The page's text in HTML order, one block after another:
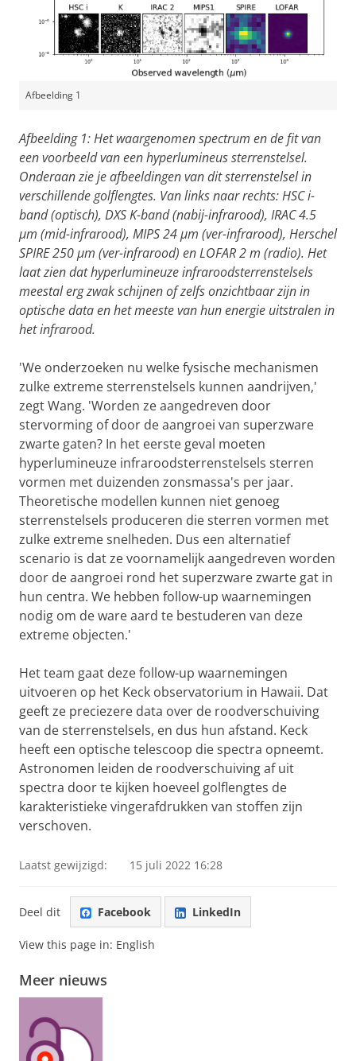
Afbeelding 1
Afbeelding 1: Het waargenomen spectrum en de fit van
een voorbeeld van een hyperlumineus sterrenstelsel.
Onderaan zie je afbeeldingen van dit sterrenstelsel in
verschillende golflengtes. Van links naar rechts: HSC i-
band (optisch), DXS K-band (nabij-infrarood), IRAC 4.5
μm (mid-infrarood), MIPS 24 μm (ver-infrarood), Herschel
SPIRE 250 μm (ver-infrarood) en LOFAR 2 m (radio). Het
laat zien dat hyperlumineuze infraroodsterrenstelsels
meestal erg zwak schijnen of zelfs onzichtbaar zijn in
optische data en het meeste van hun energie uitstralen in
het infrarood.
'We onderzoeken nu welke fysische mechanismen
zulke extreme sterrenstelsels kunnen aandrijven,'
zegt Wang. 'Worden ze aangedreven door
stervorming of door de aangroei van superzware
zwarte gaten? In het eerste geval moeten
hyperlumineuze infraroodsterrenstelsels sterren
vormen met duizenden zonsmassa's per jaar.
Theoretische modellen kunnen niet genoeg
sterrenstelsels produceren die sterren vormen met
zulke extreme snelheden. Dus een alternatief
scenario is dat ze voornamelijk aangedreven worden
door de aangroei rond het superzware zwarte gat in
hun centra. We hebben follow-up waarnemingen
nodig om de ware aard te bestuderen van deze
extreme objecten.'
Het team gaat deze follow-up waarnemingen
uitvoeren op het Keck observatorium in Hawaii. Dat
geeft ze preciezere data over de roodverschuiving
van de sterrenstelsels, en dus hun afstand. Keck
heeft een optische telescoop die spectra opneemt.
Astronomen leiden de roodverschuiving af uit
spectra door te kijken hoeveel golflengtes de
karakteristieke vingerafdrukken van stoffen zijn
verschoven.
Laatst gewijzigd: 15 juli 2022 16:28
Deel dit Facebook LinkedIn
View this page in: English
Meer nieuws